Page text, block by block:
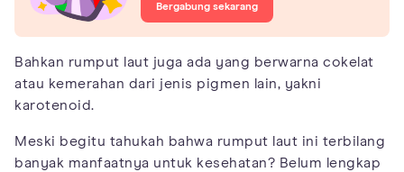
Bergabung sekarang
Bahkan rumput laut juga ada yang berwarna cokelat
atau kemerahan dari jenis pigmen lain, yakni
karotenoid.
Meski begitu tahukah bahwa rumput laut ini terbilang
banyak manfaatnya untuk kesehatan? Belum lengkap